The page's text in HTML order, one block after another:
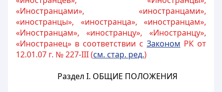
«Иностранцами», «иностранцами»,
«иностранцы», «иностранца», «иностранцам»,
«Иностранцам», «иностранцу», «Иностранцу»,
«Иностранец» в соответствии с Законом РК от
12.01.07 г. № 227-III (см. стар. ред.)
Раздел I. ОБЩИЕ ПОЛОЖЕНИЯ